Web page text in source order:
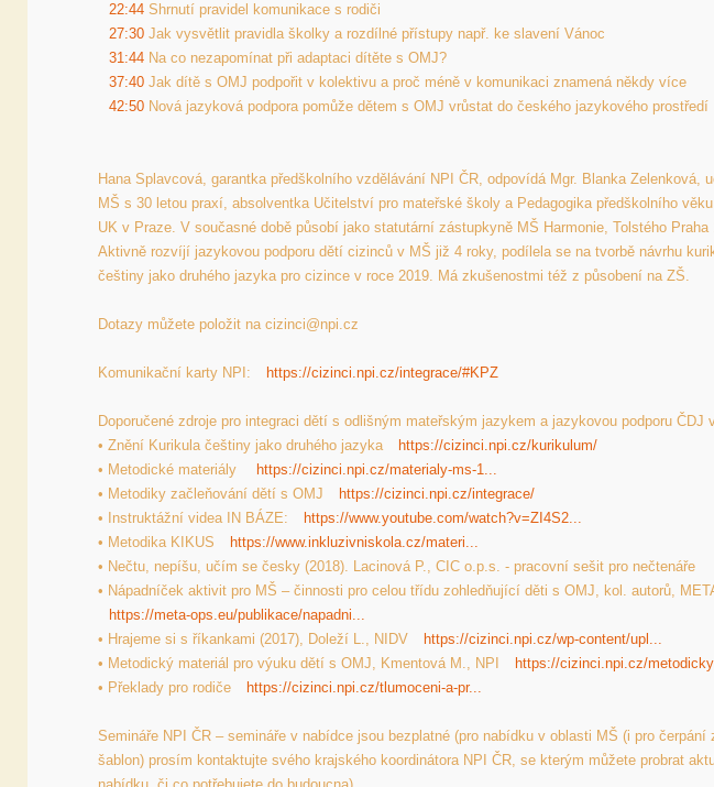
22:44
27:30
31:44
37:40
42:50 Nová jazyková podpora pomůže dětem s OMJ vrůstat do českého jazykového prostředí
Hana Splavcová, garantka předškolního vzdělávání NPI ČR, odpovídá Mgr. Blanka Zelenková,
MŠ s 30 letou praxí, absolventka Učitelství pro mateřské školy a Pedagogika předškolního
UK v Praze. V současné době působí jako statutární zástupkyně MŠ Harmonie, Tolstého Praha
Aktivně rozvíjí jazykovou podporu dětí cizinců v MŠ již 4 roky, podílela se na tvorbě návrhu
češtiny jako druhého jazyka pro cizince v roce 2019. Má zkušenostmi též z působení na ZŠ.
Dotazy můžete položit na cizinci@npi.cz
Komunikační karty NPI: https://cizinci.npi.cz/integrace/#KPZ
Doporučené zdroje pro integraci dětí s odlišným mateřským jazykem a jazykovou podporu ČDJ
• Znění Kurikula češtiny jako druhého jazyka
https://cizinci.npi.cz/kurikulum/
• Metodické materiály
https://cizinci.npi.cz/materialy-ms-1...
• Metodiky začleňování dětí s OMJ
https://cizinci.npi.cz/integrace/
• Instruktážní videa IN BÁZE:
https://www.youtube.com/watch?v=ZI4S2...
• Metodika KIKUS
https://www.inkluzivniskola.cz/materi...
• Nečtu, nepíšu, učím se česky (2018). Lacinová P., CIC o.p.s. - pracovní sešit pro nečtenáře
• Nápadníček aktivit pro MŠ – činnosti pro celou třídu zohledňující děti s OMJ, kol. autorů,
https://meta-ops.eu/publikace/napadni...
• Hrajeme si s říkankami (2017), Doleží L., NIDV
https://cizinci.npi.cz/wp-content/upl...
• Metodický materiál pro výuku dětí s OMJ, Kmentová M., NPI
https://cizinci.npi.cz/
• Překlady pro rodiče
https://cizinci.npi.cz/tlumoceni-a-pr...
Semináře NPI ČR – semináře v nabídce jsou bezplatné (pro nabídku v oblasti MŠ (i pro čerpání
šablon) prosím kontaktujte svého krajského koordinátora NPI ČR, se kterým můžete probrat